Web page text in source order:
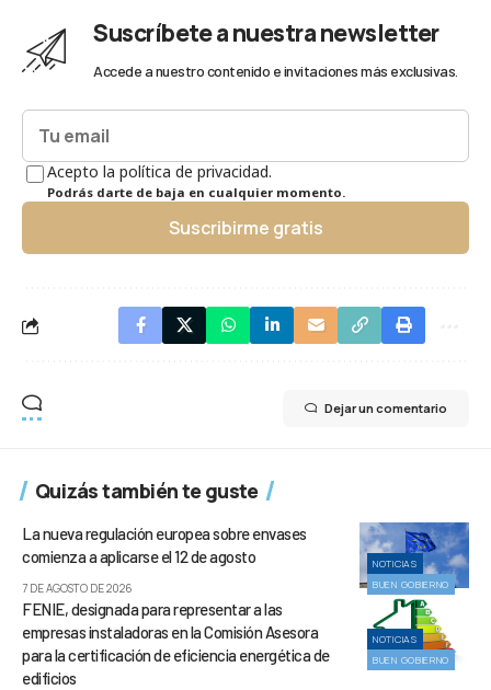
Suscríbete a nuestra newsletter
Accede a nuestro contenido e invitaciones más exclusivas.
Acepto la política de privacidad.
Podrás darte de baja en cualquier momento.
Suscribirme gratis
Dejar un comentario
Quizás también te guste
NOTICIAS
BUEN GOBIERNO
La nueva regulación europea sobre envases
comienza a aplicarse el 12 de agosto
7 DE AGOSTO DE 2026
NOTICIAS
BUEN GOBIERNO
FENIE, designada para representar a las
empresas instaladoras en la Comisión Asesora
para la certificación de eficiencia energética de
edificios